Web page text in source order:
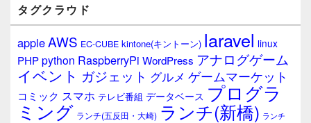
タグクラウド
appleAWS EC-CUBE kintone(キントーン) laravel linux
PHPpython RaspberryPi WordPress アナログゲーム
イベント ガジェット グルメ ゲームマーケット
コミック スマホ テレビ番組 データベース プログラ
ミング ランチ(五反田・大崎) ランチ(新橋) ランチ